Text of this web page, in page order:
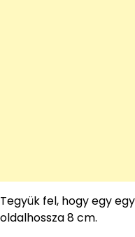
Tegyük fel, hogy egy
oldalhossza 8 cm.